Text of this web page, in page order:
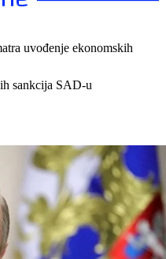
uvođenje ekonomskih
sankcija SAD-u